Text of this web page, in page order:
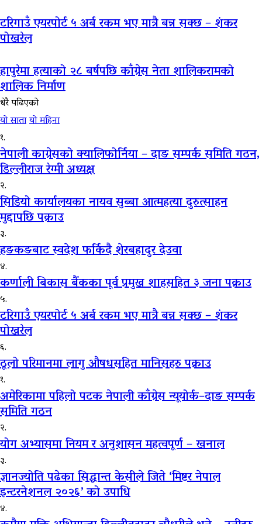
टरिगाउँ एयरपोर्ट ५ अर्ब रकम भए मात्रै बन्न सक्छ – शंकर
पोखरेल
हापुरेमा हत्याको २८ बर्षपछि काँग्रेस नेता शालिकरामको
शालिक निर्माण
धेरै पढिएको
यो सातायो महिना
१.
नेपाली काग्रेसको क्यालिफोर्निया – दाङ सम्पर्क समिति गठन,
डिल्लीराज रेग्मी अध्यक्ष
२.
सिडियो कार्यालयका नायव सुब्बा आत्महत्या दुरुत्साहन
मुद्दापछि पक्राउ
३.
हङकङबाट स्वदेश फर्किदै शेरबहादुर देउवा
४.
कर्णाली बिकास बैंकका पूर्व प्रमुख शाहसहित ३ जना पक्राउ
५.
टरिगाउँ एयरपोर्ट ५ अर्ब रकम भए मात्रै बन्न सक्छ – शंकर
पोखरेल
६.
ठूलो परिमानमा लागु औषधसहित मानिसहरु पक्राउ
१.
अमेरिकामा पहिलो पटक नेपाली काँग्रेस न्यूयोर्क–दाङ सम्पर्क
समिति गठन
२.
योग अभ्यासमा नियम र अनुशासन महत्वपूर्ण – खनाल
३.
ज्ञानज्योति पढेका सिद्धान्त केसीले जिते ‘मिष्टर नेपाल
इन्टरनेशनल २०२६’ को उपाधि
४.